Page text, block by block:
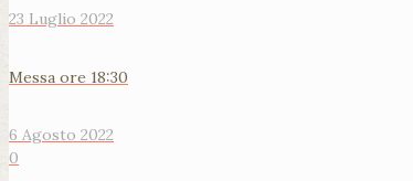
23 Luglio 2022
Messa ore 18:30
6 Agosto 2022
0